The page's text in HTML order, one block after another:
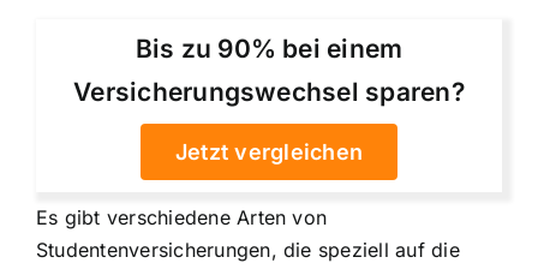
Bis zu 90% bei einem
Versicherungswechsel sparen?
Jetzt vergleichen
Es gibt verschiedene Arten von
Studentenversicherungen, die speziell auf die